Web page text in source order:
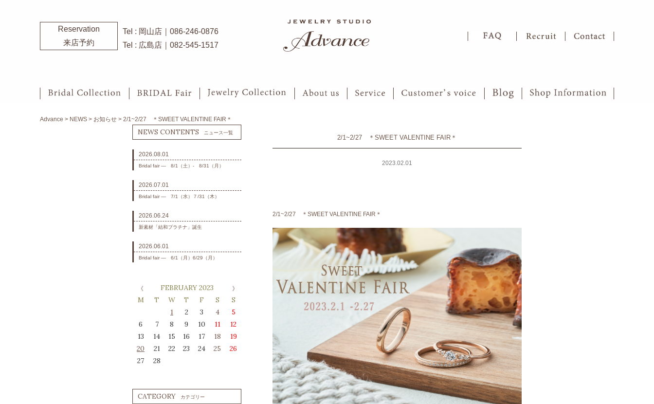
Reservation
来店予約
Tel : 岡山店｜086-246-0876
Tel : 広島店｜082-545-1517
Advance > NEWS > お知らせ > 2/1~2/27 ＊SWEET VALENTINE FAIR＊
2/1~2/27 ＊SWEET VALENTINE FAIR＊
2023.02.01
2/1~2/27 ＊SWEET VALENTINE FAIR＊
NEWS CONTENTS ニュース一覧
2026.08.01
Bridal fair ― 8/1（土）- 8/31（月）
2026.07.01
Bridal fair ― 7/1（水）７/31（木）
2026.06.24
新素材「結和プラチナ」誕生
2026.06.01
Bridal fair ― 6/1（月）6/29（月）
FEBRUARY 2023
M
T W T F S
S
1
2 3 4
5
6
7 8 9 10 11
12
13
14 15 16 17 18
19
20
21 22 23 24 25
26
27
28
CATEGORY カテゴリー